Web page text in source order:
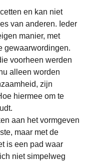
en kan niet
van anderen. Ieder
manier, met
gewaarwordingen.
voorheen werden
alleen worden
zijn
hiermee om te
aan het vormgeven
maar met de
is een pad waar
niet simpelweg